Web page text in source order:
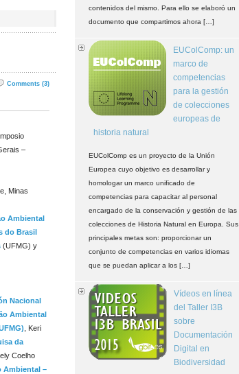
Comments (3)
–
Minas
Ambiental
do Brasil
(UFMG) y
Nacional
Ambiental
, Keri
da
Coelho
Ambiental –
contenidos del mismo. Para ello se elaboró un
documento que compartimos ahora […]
EUColComp: un
marco de
competencias
para la gestión
de colecciones
europeas de
historia natural
EUColComp es un proyecto de la Unión
Europea cuyo objetivo es desarrollar y
homologar un marco unificado de
competencias para capacitar al personal
encargado de la conservación y gestión de las
colecciones de Historia Natural en Europa. Sus
principales metas son: proporcionar un
conjunto de competencias en varios idiomas
que se puedan aplicar a los […]
Vídeos en línea
del Taller I3B
sobre
Documentación
Digital en
Biodiversidad